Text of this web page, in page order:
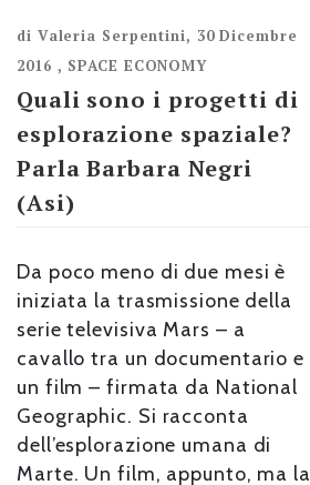
di Valeria Serpentini, 30 Dicembre
2016 , SPACE ECONOMY
Quali sono i progetti di
esplorazione spaziale?
Parla Barbara Negri
(Asi)
Da poco meno di due mesi è
iniziata la trasmissione della
serie televisiva Mars – a
cavallo tra un documentario e
un film – firmata da National
Geographic. Si racconta
dell’esplorazione umana di
Marte. Un film, appunto, ma la